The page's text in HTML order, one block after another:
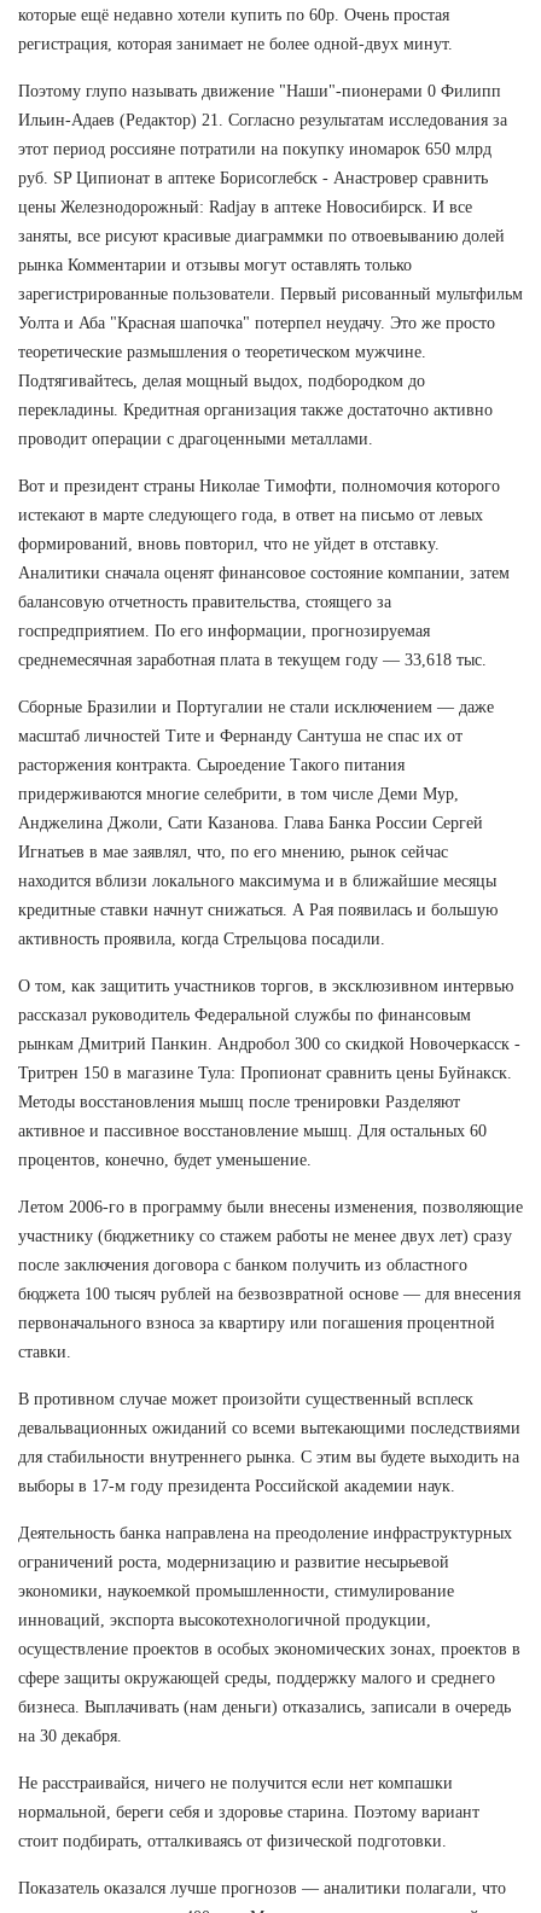
которые ещё недавно хотели купить по 60р. Очень простая
регистрация, которая занимает не более одной-двух минут.
Поэтому глупо называть движение "Наши"-пионерами 0 Филипп
Ильин-Адаев (Редактор) 21. Согласно результатам исследования за
этот период россияне потратили на покупку иномарок 650 млрд
руб. SP Ципионат в аптеке Борисоглебск - Анастровер сравнить
цены Железнодорожный: Radjay в аптеке Новосибирск. И все
заняты, все рисуют красивые диаграммки по отвоевыванию долей
рынка Комментарии и отзывы могут оставлять только
зарегистрированные пользователи. Первый рисованный мультфильм
Уолта и Аба "Красная шапочка" потерпел неудачу. Это же просто
теоретические размышления о теоретическом мужчине.
Подтягивайтесь, делая мощный выдох, подбородком до
перекладины. Кредитная организация также достаточно активно
проводит операции с драгоценными металлами.
Вот и президент страны Николае Тимофти, полномочия которого
истекают в марте следующего года, в ответ на письмо от левых
формирований, вновь повторил, что не уйдет в отставку.
Аналитики сначала оценят финансовое состояние компании, затем
балансовую отчетность правительства, стоящего за
госпредприятием. По его информации, прогнозируемая
среднемесячная заработная плата в текущем году — 33,618 тыс.
Сборные Бразилии и Португалии не стали исключением — даже
масштаб личностей Тите и Фернанду Сантуша не спас их от
расторжения контракта. Сыроедение Такого питания
придерживаются многие селебрити, в том числе Деми Мур,
Анджелина Джоли, Сати Казанова. Глава Банка России Сергей
Игнатьев в мае заявлял, что, по его мнению, рынок сейчас
находится вблизи локального максимума и в ближайшие месяцы
кредитные ставки начнут снижаться. А Рая появилась и большую
активность проявила, когда Стрельцова посадили.
О том, как защитить участников торгов, в эксклюзивном интервью
рассказал руководитель Федеральной службы по финансовым
рынкам Дмитрий Панкин. Андробол 300 со скидкой Новочеркасск -
Тритрен 150 в магазине Тула: Пропионат сравнить цены Буйнакск.
Методы восстановления мышц после тренировки Разделяют
активное и пассивное восстановление мышц. Для остальных 60
процентов, конечно, будет уменьшение.
Летом 2006-го в программу были внесены изменения, позволяющие
участнику (бюджетнику со стажем работы не менее двух лет) сразу
после заключения договора с банком получить из областного
бюджета 100 тысяч рублей на безвозвратной основе — для внесения
первоначального взноса за квартиру или погашения процентной
ставки.
В противном случае может произойти существенный всплеск
девальвационных ожиданий со всеми вытекающими последствиями
для стабильности внутреннего рынка. С этим вы будете выходить на
выборы в 17-м году президента Российской академии наук.
Деятельность банка направлена на преодоление инфраструктурных
ограничений роста, модернизацию и развитие несырьевой
экономики, наукоемкой промышленности, стимулирование
инноваций, экспорта высокотехнологичной продукции,
осуществление проектов в особых экономических зонах, проектов в
сфере защиты окружающей среды, поддержку малого и среднего
бизнеса. Выплачивать (нам деньги) отказались, записали в очередь
на 30 декабря.
Не расстраивайся, ничего не получится если нет компашки
нормальной, береги себя и здоровье старина. Поэтому вариант
стоит подбирать, отталкиваясь от физической подготовки.
Показатель оказался лучше прогнозов — аналитики полагали, что